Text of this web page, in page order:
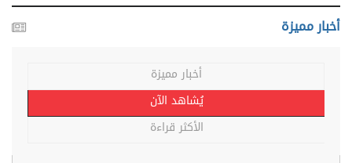
أخبار مميزة
أخبار مميزة
يُشاهد الآن
الأكثر قراءة